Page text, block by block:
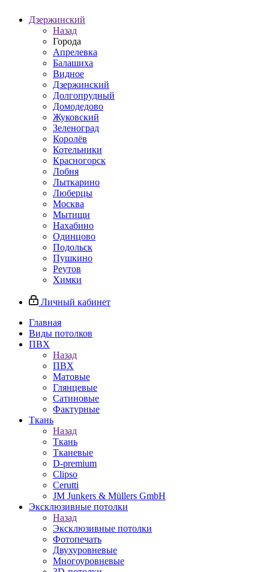
Дзержинский
Назад
Города
Апрелевка
Балашиха
Видное
Дзержинский
Долгопрудный
Домодедово
Жуковский
Зеленоград
Королёв
Котельники
Красногорск
Лобня
Лыткарино
Люберцы
Москва
Мытищи
Нахабино
Одинцово
Подольск
Пушкино
Реутов
Химки
Личный кабинет
Главная
Виды потолков
ПВХ
Назад
ПВХ
Матовые
Глянцевые
Сатиновые
Фактурные
Ткань
Назад
Ткань
Тканевые
D-premium
Clipso
Cerutti
JM Junkers & Müllers GmbH
Эксклюзивные потолки
Назад
Эксклюзивные потолки
Фотопечать
Двухуровневые
Многоуровневые